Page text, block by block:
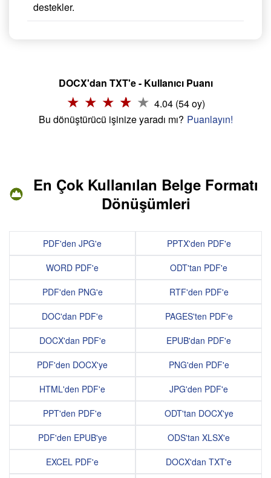
destekler.
DOCX'dan TXT'e - Kullanıcı Puanı
4.04 (54 oy)
Bu dönüştürücü işinize yaradı mı? Puanlayın!
En Çok Kullanılan Belge Formatı
Dönüşümleri
PDF'den JPG'e
WORD PDF'e
PDF'den PNG'e
DOC'dan PDF'e
DOCX'dan PDF'e
PDF'den DOCX'ye
HTML'den PDF'e
PPT'den PDF'e
PDF'den EPUB'ye
EXCEL PDF'e
PPTX'den PDF'e
ODT'tan PDF'e
RTF'den PDF'e
PAGES'ten PDF'e
EPUB'dan PDF'e
PNG'den PDF'e
JPG'den PDF'e
ODT'tan DOCX'ye
ODS'tan XLSX'e
DOCX'dan TXT'e